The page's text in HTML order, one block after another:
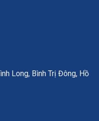
Long, Bình Trị Đông, Hồ